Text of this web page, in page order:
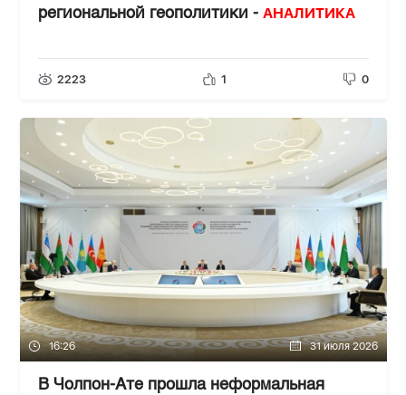
региональной геополитики - АНАЛИТИКА
2223 1 0
16:26 31 июля 2026
В Чолпон-Ате прошла неформальная